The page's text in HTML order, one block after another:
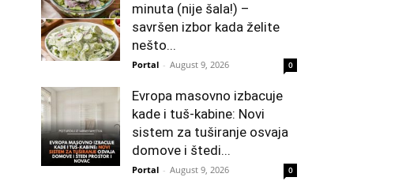
minuta (nije šala!) –
savršen izbor kada želite
nešto...
Portal - August 9, 2026 0
Evropa masovno izbacuje
kade i tuš-kabine: Novi
sistem za tuširanje osvaja
domove i štedi...
Portal - August 9, 2026 0